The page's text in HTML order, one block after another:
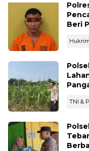
Beri
Hukrim
TNI &